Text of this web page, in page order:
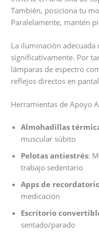
También, posiciona tu
Paralelamente, mantén
La iluminación adecuada
significativamente. Por
lámparas de espectro
reflejos directos en
Herramientas de Apoyo
Almohadillas
muscular súbito
Pelotas antiestrés:
trabajo sedentario
Apps de
medicación
Escritorio
sentado/parado